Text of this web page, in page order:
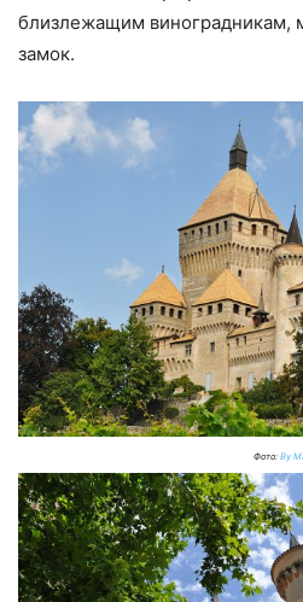
близлежащим виноградникам,
замок.
Фото: By